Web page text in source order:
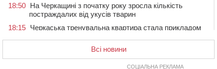
18:50 На Черкащині з початку року зросла кількість
постраждалих від укусів тварин
18:15 Черкаська тренувальна квартира стала прикладом
ЧНУ увійшов до 50 найпопулярніших вишів України
серед вступників
Всі новини
СОЦІАЛЬНА РЕКЛАМА